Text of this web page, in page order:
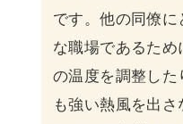
です。他の同僚
な職場であるた
の温度を調整した
も強い熱風を出